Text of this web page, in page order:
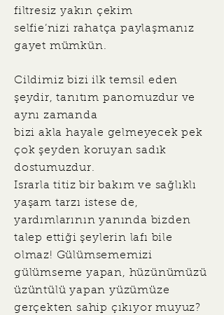
filtresiz yakın çekim
selfie’nizi rahatça paylaşmanız
gayet mümkün.
Cildimiz bizi ilk temsil eden
şeydir, tanıtım panomuzdur ve
aynı zamanda
bizi akla hayale gelmeyecek pek
çok şeyden koruyan sadık
dostumuzdur.
Israrla titiz bir bakım ve sağlıklı
yaşam tarzı istese de,
yardımlarının yanında bizden
talep ettiği şeylerin lafı bile
olmaz! Gülümsememizi
gülümseme yapan, hüzünümüzü
üzüntülü yapan yüzümüze
gerçekten sahip çıkıyor muyuz?